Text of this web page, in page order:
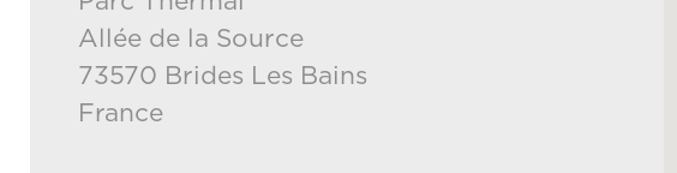
Allée de la Source
73570 Brides Les Bains
France